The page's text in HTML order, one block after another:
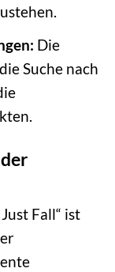
Die
Suche nach
Fall“ ist